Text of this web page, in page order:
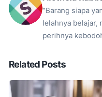
“Barang siapa
lelahnya belajar,
perihnya
Related Posts